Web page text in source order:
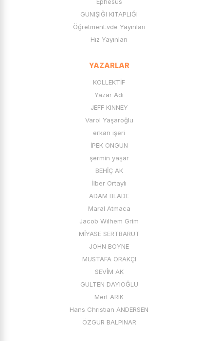
GÜNIŞIĞI KITAPLIĞI
ÖğretmenEvde Yayınları
Hız Yayınları
YAZARLAR
KOLLEKTİF
Yazar Adı
JEFF KINNEY
Varol Yaşaroğlu
erkan işeri
İPEK ONGUN
şermin yaşar
BEHİÇ AK
İlber Ortaylı
ADAM BLADE
Maral Atmaca
Jacob Wılhem Grim
MİYASE SERTBARUT
JOHN BOYNE
MUSTAFA ORAKÇI
SEVİM AK
GÜLTEN DAYIOĞLU
Mert ARIK
Hans Chrıstıan ANDERSEN
ÖZGÜR BALPINAR